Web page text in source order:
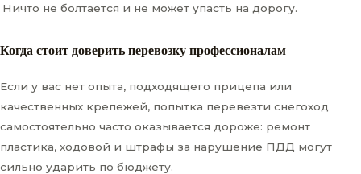
Ничто не болтается и не может упасть на дорогу.
Когда стоит доверить перевозку профессионалам
Если у вас нет опыта, подходящего прицепа или
качественных крепежей, попытка перевезти снегоход
самостоятельно часто оказывается дороже: ремонт
пластика, ходовой и штрафы за нарушение ПДД могут
сильно ударить по бюджету.